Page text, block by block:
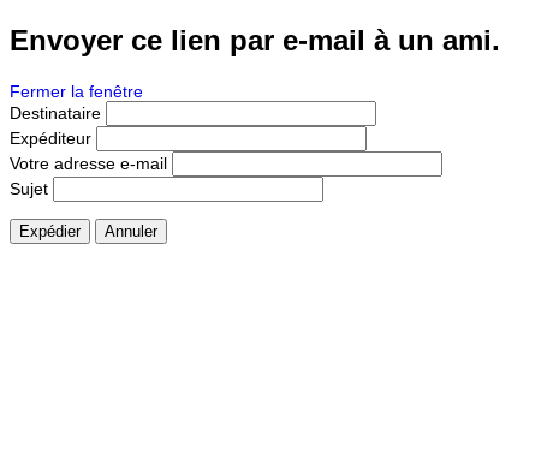
Envoyer ce lien par e-mail à un ami.
Fermer la fenêtre
Destinataire
Expéditeur
Votre adresse e-mail
Sujet
Expédier Annuler